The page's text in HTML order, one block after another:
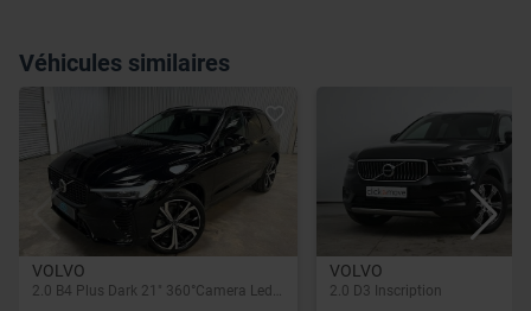
Véhicules similaires
VOLVO VOLVO
2.0 D3 Inscription